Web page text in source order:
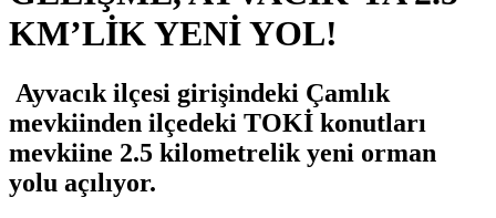
KM’LİK YENİ YOL!
Ayvacık ilçesi girişindeki Çamlık
mevkiinden ilçedeki TOKİ konutları
mevkiine 2.5 kilometrelik yeni orman
yolu açılıyor.